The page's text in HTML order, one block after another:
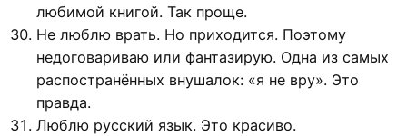
любимой книгой. Так проще.
Не люблю врать. Но приходится. Поэтому
недоговариваю или фантазирую. Одна из самых
распостранённых внушалок: «я не вру». Это
правда.
Люблю русский язык. Это красиво.